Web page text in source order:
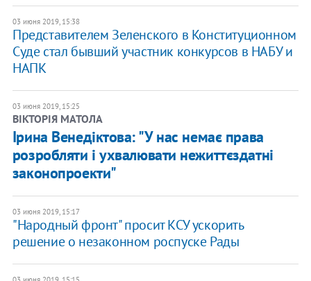
03 июня 2019, 15:38
Представителем Зеленского в Конституционном
Суде стал бывший участник конкурсов в НАБУ и
НАПК
03 июня 2019, 15:25
ВІКТОРІЯ МАТОЛА
Ірина Венедіктова: "У нас немає права
розробляти і ухвалювати нежиттєздатні
законопроекти"
03 июня 2019, 15:17
"Народный фронт" просит КСУ ускорить
решение о незаконном роспуске Рады